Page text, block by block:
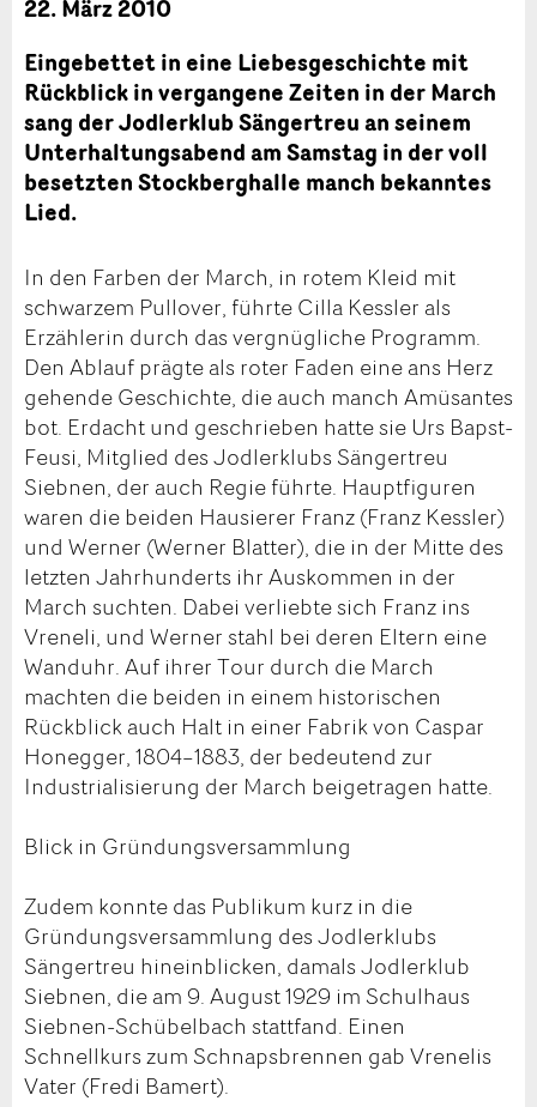
22. März 2010
Eingebettet in eine Liebesgeschichte mit
Rückblick in vergangene Zeiten in der March
sang der Jodlerklub Sängertreu an seinem
Unterhaltungsabend am Samstag in der voll
besetzten Stockberghalle manch bekanntes
Lied.
In den Farben der March, in rotem Kleid mit
schwarzem Pullover, führte Cilla Kessler als
Erzählerin durch das vergnügliche Programm.
Den Ablauf prägte als roter Faden eine ans Herz
gehende Geschichte, die auch manch Amüsantes
bot. Erdacht und geschrieben hatte sie Urs Bapst-
Feusi, Mitglied des Jodlerklubs Sängertreu
Siebnen, der auch Regie führte. Hauptfiguren
waren die beiden Hausierer Franz (Franz Kessler)
und Werner (Werner Blatter), die in der Mitte des
letzten Jahrhunderts ihr Auskommen in der
March suchten. Dabei verliebte sich Franz ins
Vreneli, und Werner stahl bei deren Eltern eine
Wanduhr. Auf ihrer Tour durch die March
machten die beiden in einem historischen
Rückblick auch Halt in einer Fabrik von Caspar
Honegger, 1804–1883, der bedeutend zur
Industrialisierung der March beigetragen hatte.
Blick in Gründungsversammlung
Zudem konnte das Publikum kurz in die
Gründungsversammlung des Jodlerklubs
Sängertreu hineinblicken, damals Jodlerklub
Siebnen, die am 9. August 1929 im Schulhaus
Siebnen-Schübelbach stattfand. Einen
Schnellkurs zum Schnapsbrennen gab Vrenelis
Vater (Fredi Bamert).